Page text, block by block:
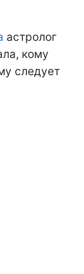
астролог
кому
следует